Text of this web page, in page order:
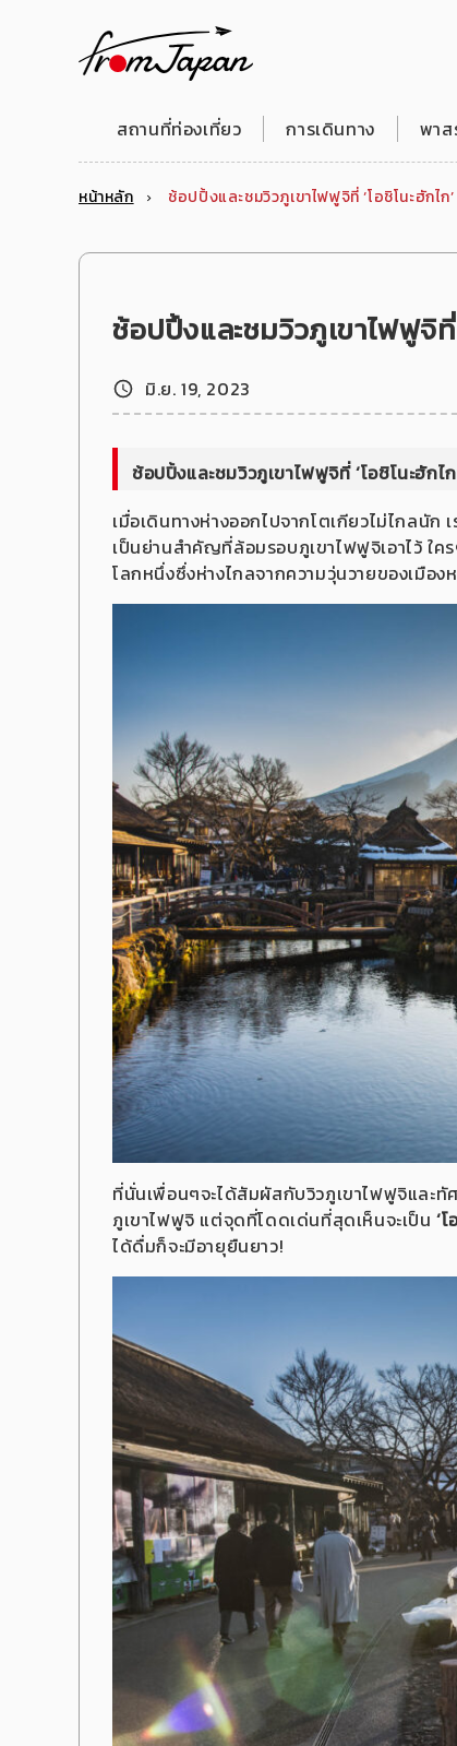
สถานที่ท่องเที่ยว การเดินทาง พา
หน้าหลัก ช้อปปิ้งและชมวิวภูเขาไฟฟูจิที่ ‘โอชิโนะฮักไก’
ช้อปปิ้งและชมวิวภูเขาไฟฟูจิที่
มิ.ย. 19, 2023
ช้อปปิ้งและชมวิวภูเขาไฟฟูจิที่ ‘โอชิโนะฮักไก
เมื่อเดินทางห่างออกไปจากโตเกียวไม่ไกลนัก
เป็นย่านสำคัญที่ล้อมรอบภูเขาไฟฟูจิเอาไว้ ใค
โลกหนึ่งซึ่งห่างไกลจากความวุ่นวายของเมือง
ที่นั่นเพื่อนๆจะได้สัมผัสกับวิวภูเขาไฟฟูจิและ
ภูเขาไฟฟูจิ แต่จุดที่โดดเด่นที่สุดเห็นจะเป็น‘
ได้ดื่มก็จะมีอายุยืนยาว!